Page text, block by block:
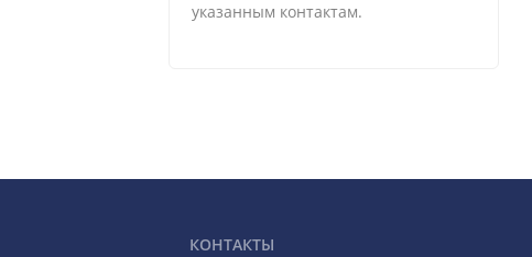
указанным контактам.
КОНТАКТЫ